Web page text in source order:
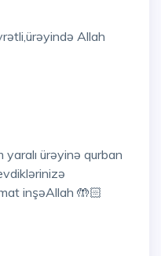
Allah
yaralı ürəyinə qurban
inşəAllah 🤲🏻